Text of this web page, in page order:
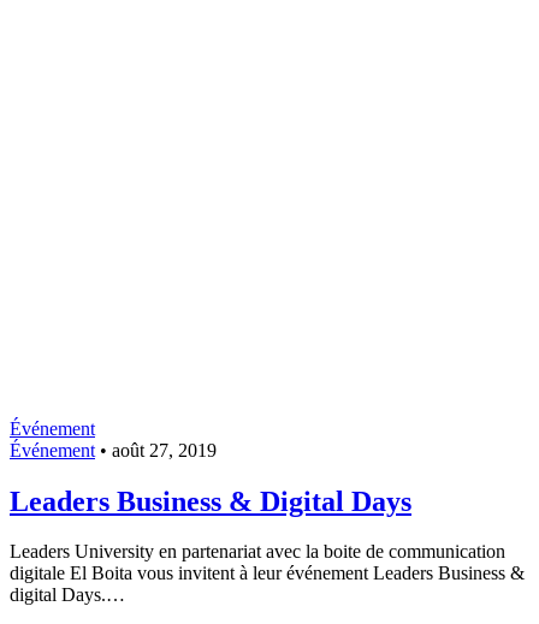
Événement
Événement • août 27, 2019
Leaders Business & Digital Days
Leaders University en partenariat avec la boite de communication
digitale El Boita vous invitent à leur événement Leaders Business &
digital Days.…